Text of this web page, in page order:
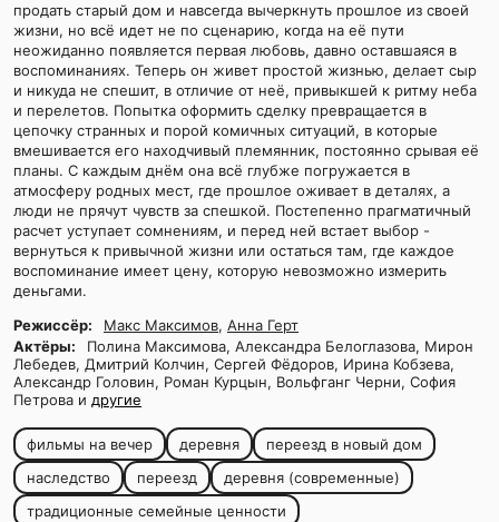
продать старый дом и навсегда вычеркнуть прошлое из своей
жизни, но всё идет не по сценарию, когда на её пути
неожиданно появляется первая любовь, давно оставшаяся в
воспоминаниях. Теперь он живет простой жизнью, делает сыр
и никуда не спешит, в отличие от неё, привыкшей к ритму неба
и перелетов. Попытка оформить сделку превращается в
цепочку странных и порой комичных ситуаций, в которые
вмешивается его находчивый племянник, постоянно срывая её
планы. С каждым днём она всё глубже погружается в
атмосферу родных мест, где прошлое оживает в деталях, а
люди не прячут чувств за спешкой. Постепенно прагматичный
расчет уступает сомнениям, и перед ней встает выбор -
вернуться к привычной жизни или остаться там, где каждое
воспоминание имеет цену, которую невозможно измерить
деньгами.
Режиссёр:
Макс Максимов, Анна Герт
Актёры:
Полина Максимова, Александра Белоглазова, Мирон
Лебедев, Дмитрий Колчин, Сергей Фёдоров, Ирина Кобзева,
Александр Головин, Роман Курцын, Вольфганг Черни, София
Петрова и другие
фильмы на вечер деревня
переезд в новый дом
наследство
переезд
деревня (современные)
традиционные семейные ценности